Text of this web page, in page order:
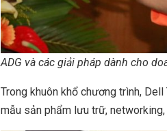
ADG và các giải pháp dành cho
Trong khuôn khổ chương trình,
mẫu sản phẩm lưu trữ,